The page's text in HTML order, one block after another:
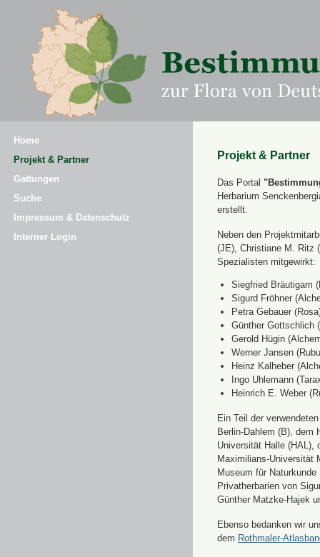
Home
Projekt & Partner
Gattungen
Suche
Impressum & Datenschutz
Interner Login
Projekt & Partner
Das Portal
Herbarium
erstellt.
Neben den
(JE), Christiane M. Ritz
Spezialisten mitgewirkt:
Siegfried Bräutigam
Sigurd Fröhner
Petra Gebauer
Günther Gottschlich
Gerold Hügin
Werner Jansen
Heinz Kalheber
Ingo Uhlemann
Heinrich E. Weber
Ein Teil der
Berlin-Dahlem (B), dem
Universität Halle (HAL),
Maximilians-Universität
Museum für
Privatherbarien von
Günther Matzke-Hajek
Ebenso bedanken wir
dem Rothmaler-